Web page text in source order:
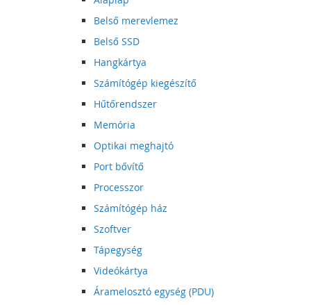
Belső merevlemez
Belső SSD
Hangkártya
Számítógép kiegészítő
Hűtőrendszer
Memória
Optikai meghajtó
Port bővítő
Processzor
Számítógép ház
Szoftver
Tápegység
Videókártya
Áramelosztó egység (PDU)